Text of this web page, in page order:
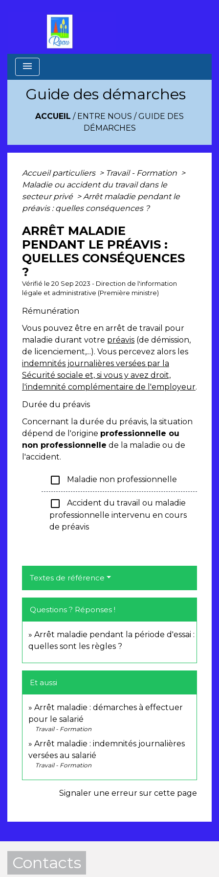
menu
Guide des démarches
ACCUEIL / ENTRE NOUS /GUIDE DES
DÉMARCHES
Accueil particuliers > Travail - Formation >
Maladie ou accident du travail dans le
secteur privé > Arrêt maladie pendant le
préavis : quelles conséquences ?
ARRÊT MALADIE
PENDANT LE PRÉAVIS :
QUELLES CONSÉQUENCES
?
Vérifié le 20 Sep 2023 - Direction de l'information
légale et administrative (Première ministre)
Rémunération
Vous pouvez être en arrêt de travail pour
maladie durant votre préavis (de démission,
de licenciement,...). Vous percevez alors les
indemnités journalières versées par la
Sécurité sociale et, si vous y avez droit,
l'indemnité complémentaire de l'employeur.
Durée du préavis
Concernant la durée du préavis, la situation
dépend de l'origine professionnelle ou
non professionnelle de la maladie ou de
l'accident.
check_box_outline_blank Maladie non professionnelle
check_box_outline_blank
Accident du travail ou maladie
professionnelle intervenu en cours
de préavis
Textes de référence
Questions ? Réponses !
Arrêt maladie pendant la période d'essai :
quelles sont les règles ?
Et aussi
Arrêt maladie : démarches à effectuer
pour le salarié
Travail - Formation
Arrêt maladie : indemnités journalières
versées au salarié
Travail - Formation
Signaler une erreur sur cette page
Contacts